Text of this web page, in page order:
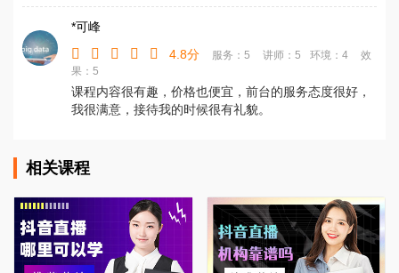
*可峰
4.8分
服务：5 讲师：5 环境：4
效
果：5
课程内容很有趣，价格也便宜，前台的服务态度很好，
我很满意，接待我的时候很有礼貌。
相关课程